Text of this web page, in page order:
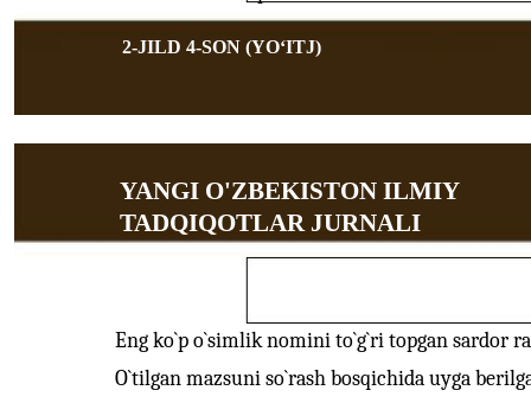
2-JILD 4-SON (YOʻITJ)
YANGI O'ZBEKISTON ILMIY
TADQIQOTLAR JURNALI
Eng ko`p o`simlik nomini to`g`ri topgan sardor
O`tilgan mazsuni so`rash bosqichida uyga